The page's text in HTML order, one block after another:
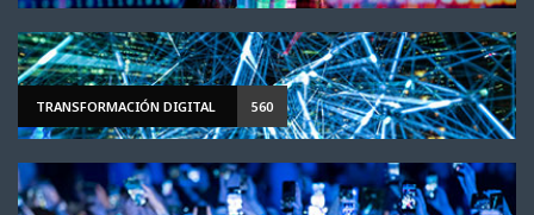
TRANSFORMACIÓN DIGITAL 560